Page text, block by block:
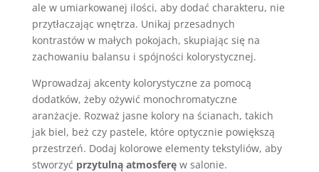
ale w umiarkowanej ilości, aby dodać charakteru, nie
przytłaczając wnętrza. Unikaj przesadnych
kontrastów w małych pokojach, skupiając się na
zachowaniu balansu i spójności kolorystycznej.
Wprowadzaj akcenty kolorystyczne za pomocą
dodatków, żeby ożywić monochromatyczne
aranżacje. Rozważ jasne kolory na ścianach, takich
jak biel, beż czy pastele, które optycznie powiększą
przestrzeń. Dodaj kolorowe elementy tekstyliów, aby
stworzyć przytulną atmosferęw salonie.